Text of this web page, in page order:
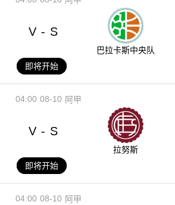
V - S
巴拉卡斯中央队
即将开始
08-10
04:00 阿甲
V - S
拉努斯
即将开始
08-10
04:00 阿甲